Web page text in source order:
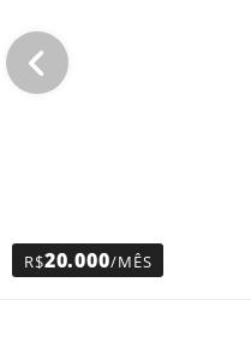
R$20.000/MÊS